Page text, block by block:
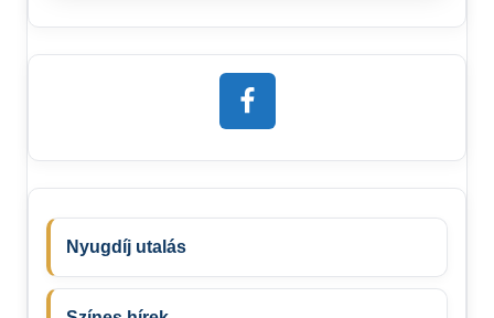
Nyugdíj utalás